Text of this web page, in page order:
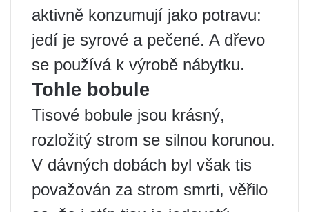
aktivně konzumují jako potravu:
jedí je syrové a pečené. A dřevo
se používá k výrobě nábytku.
Tohle bobule
Tisové bobule jsou krásný,
rozložitý strom se silnou korunou.
V dávných dobách byl však tis
považován za strom smrti, věřilo